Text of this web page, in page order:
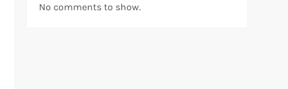
No comments to show.